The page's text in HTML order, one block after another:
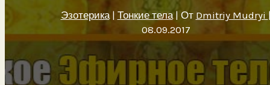
Эзотерика| Тонкие тела| От Dmitriy Mudryi
08.09.2017